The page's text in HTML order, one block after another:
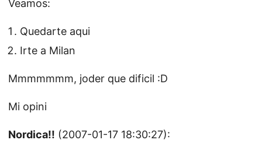
Veamos:
Quedarte aqui
Irte a Milan
Mmmmmmm, joder que dificil :D
Mi opini
Nordica!! (2007-01-17 18:30:27):